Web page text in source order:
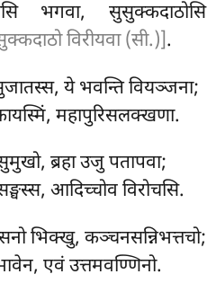
भगवा, सुसुक्कदाठोसि
विरीयवा (सी.)].
ये भवन्ति वियञ्जना;
महापुरिसलक्खणा.
सुमुखो, ब्रहा उजु पतापवा;
आदिच्चोव विरोचसि.
भिक्खु, कञ्चनसन्निभत्तचो;
एवं उत्तमवण्णिनो.